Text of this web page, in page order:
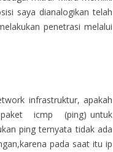
saya dianalogikan telah
penetrasi melalui
infrastruktur, apakah
paket icmp (ping) untuk
ping ternyata tidak ada
pada saat itu ip